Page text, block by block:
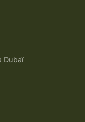
Dubaï